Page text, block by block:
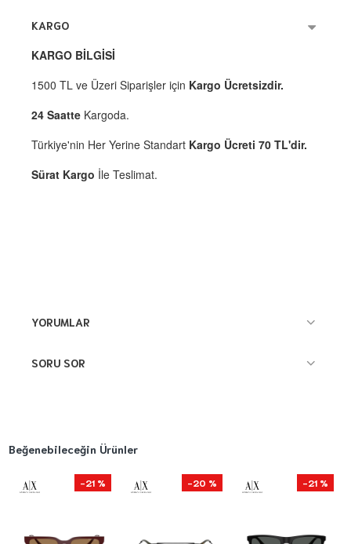
KARGO
KARGO BİLGİSİ
1500 TL ve Üzeri Siparişler için Kargo Ücretsizdir.
24 Saatte Kargoda.
Türkiye'nin Her Yerine Standart Kargo Ücreti 70 TL'dir.
Sürat Kargo İle Teslimat.
YORUMLAR
SORU SOR
Beğenebileceğin Ürünler
-21 % -20 % -21 %